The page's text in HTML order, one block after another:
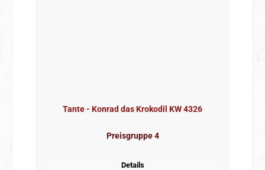
Tante - Konrad das Krokodil KW 4326
Preisgruppe 4
Details